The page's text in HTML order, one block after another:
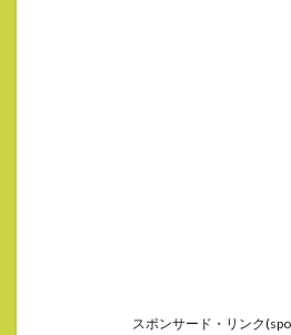
スポンサード・リンク